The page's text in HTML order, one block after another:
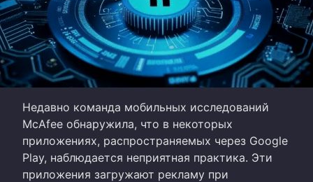
Недавно команда мобильных исследований
McAfee обнаружила, что в некоторых
приложениях, распространяемых через Google
Play, наблюдается неприятная практика. Эти
приложения загружают рекламу при